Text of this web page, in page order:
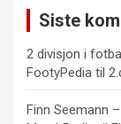
Siste
2 divisjon i
FootyPedia til
Finn Seemann